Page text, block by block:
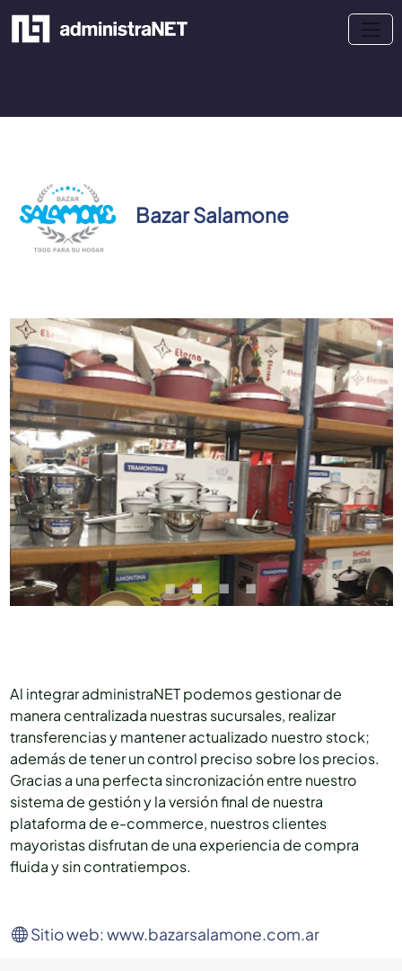
Bazar Salamone
Al integrar administraNET podemos gestionar de
manera centralizada nuestras sucursales, realizar
transferencias y mantener actualizado nuestro stock;
además de tener un control preciso sobre los precios.
Gracias a una perfecta sincronización entre nuestro
sistema de gestión y la versión final de nuestra
plataforma de e-commerce, nuestros clientes
mayoristas disfrutan de una experiencia de compra
fluida y sin contratiempos.
Sitio web: www.bazarsalamone.com.ar